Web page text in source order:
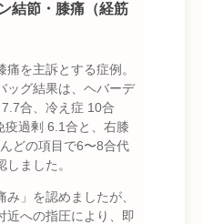
結節・膝痛（経筋
を主訴とする症例。
ッグ結果は、ヘバーデ
合、冷え症 10合
過剰 6.1合と、右膝
どの項目で6〜8合代
ました。
」を認めましたが、
近への指圧により、即